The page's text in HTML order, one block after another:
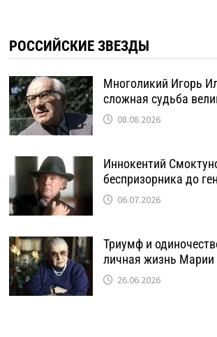
РОССИЙСКИЕ ЗВЕЗДЫ
Многоликий Игорь
сложная судьба
08.08.2026
Иннокентий
беспризорника до
06.07.2026
Триумф и
личная жизнь
26.06.2026